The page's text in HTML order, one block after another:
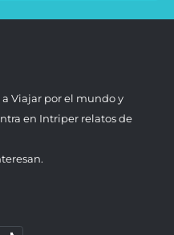
Viajar por el mundo y
en Intriper relatos de